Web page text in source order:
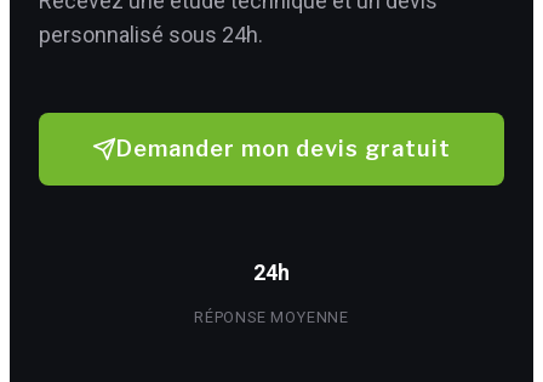
personnalisé sous 24h.
Demander mon devis gratuit
24h
RÉPONSE MOYENNE